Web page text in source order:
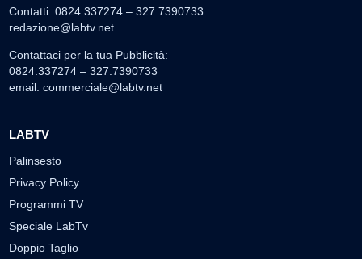
Contatti: 0824.337274 – 327.7390733
redazione@labtv.net
Contattaci per la tua Pubblicità:
0824.337274 – 327.7390733
email: commerciale@labtv.net
LABTV
Palinsesto
Privacy Policy
Programmi TV
Speciale LabTv
Doppio Taglio